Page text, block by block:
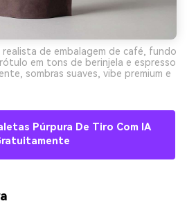
de embalagem de café, fundo
em tons de berinjela e espresso
sombras suaves, vibe premium e
Púrpura De Tiro Com IA